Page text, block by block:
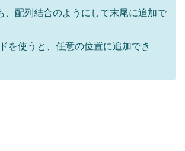
、配列結合のようにして末尾に追加で
を使うと、任意の位置に追加でき